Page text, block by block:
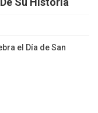
el Día de San